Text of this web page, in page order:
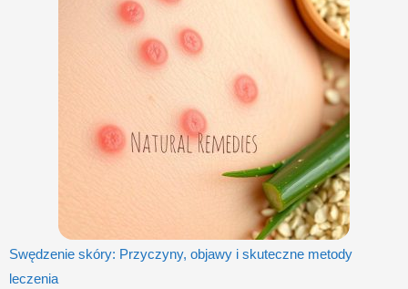
Swędzenie skóry: Przyczyny, objawy i skuteczne metody
leczenia